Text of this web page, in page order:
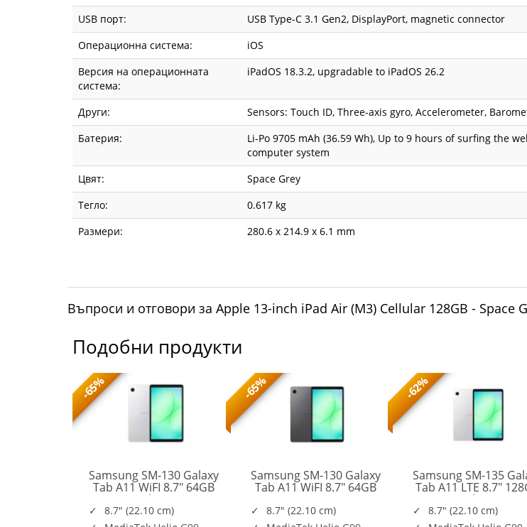
USB порт:
USB Type-C 3.1 Gen2, DisplayPort, magnetic connector
Операционна система:
iOS
Версия на операционната
система:
iPadOS 18.3.2, upgradable to iPadOS 26.2
Други:
Sensors: Touch ID, Three-axis gyro, Accelerometer,
Батерия:
Li-Po 9705 mAh (36.59 Wh), Up to 9 hours of surfing the
computer system
Цвят:
Space Grey
Тегло:
0.617 kg
Размери:
280.6 x 214.9 x 6.1 mm
Въпроси и отговори за Apple 13-inch iPad Air (M3) Cellular 128GB - Space
Подобни продукти
83L3001FBM
-65%
Samsung SM-130 Galaxy
Tab A11 WiFI 8.7" 64GB
Silver
X130NZSAEUE
8.7" (22.10 cm)
-65%
Samsung SM-130 Galaxy
Tab A11 WiFI 8.7" 64GB
X130NZAAEUE
8.7" (22.10 cm)
-62%
Samsung SM-135
Tab A11 LTE 8.7"
Silver
8.7" (22.10 cm)